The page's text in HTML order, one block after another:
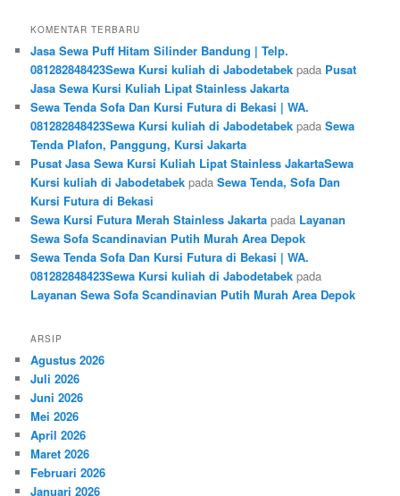
KOMENTAR TERBARU
Jasa Sewa Puff Hitam Silinder Bandung | Telp.
081282848423Sewa Kursi kuliah di Jabodetabek pada Pusat
Jasa Sewa Kursi Kuliah Lipat Stainless Jakarta
Sewa Tenda Sofa Dan Kursi Futura di Bekasi | WA.
081282848423Sewa Kursi kuliah di Jabodetabek padaSewa
Tenda Plafon, Panggung, Kursi Jakarta
Pusat Jasa Sewa Kursi Kuliah Lipat Stainless JakartaSewa
Kursi kuliah di Jabodetabek padaSewa Tenda, Sofa Dan
Kursi Futura di Bekasi
Sewa Kursi Futura Merah Stainless Jakarta pada Layanan
Sewa Sofa Scandinavian Putih Murah Area Depok
Sewa Tenda Sofa Dan Kursi Futura di Bekasi | WA.
081282848423Sewa Kursi kuliah di Jabodetabek pada
Layanan Sewa Sofa Scandinavian Putih Murah Area Depok
ARSIP
Agustus 2026
Juli 2026
Juni 2026
Mei 2026
April 2026
Maret 2026
Februari 2026
Januari 2026